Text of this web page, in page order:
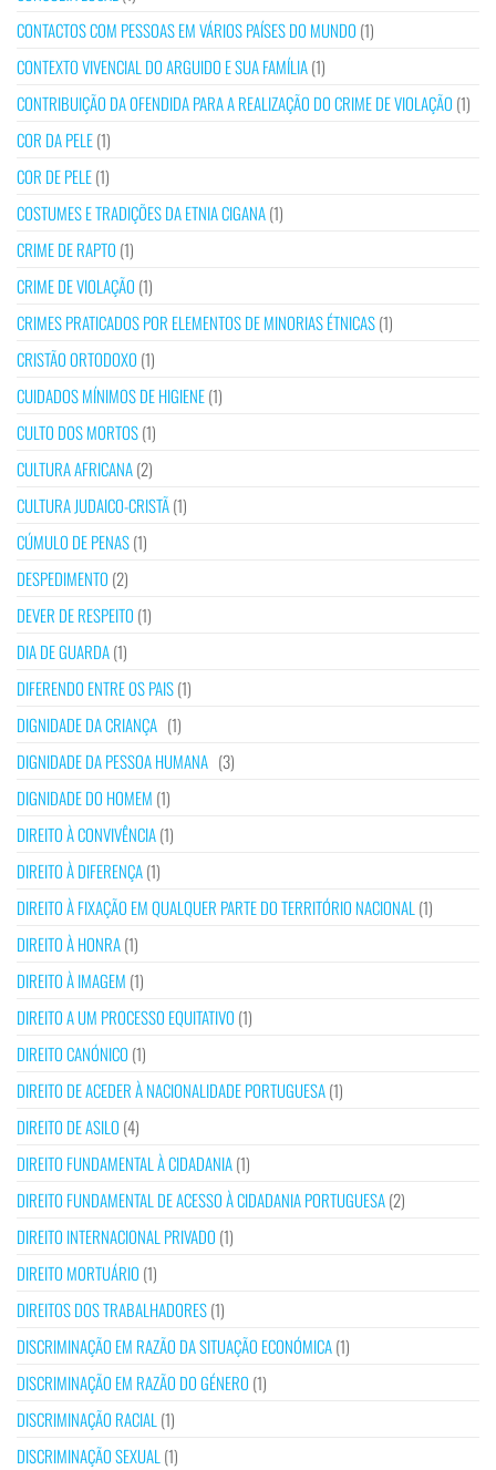
CONTACTOS COM PESSOAS EM VÁRIOS PAÍSES DO MUNDO (1)
CONTEXTO VIVENCIAL DO ARGUIDO E SUA FAMÍLIA(1)
CONTRIBUIÇÃO DA OFENDIDA PARA A REALIZAÇÃO DO CRIME DE VIOLAÇÃO (1)
COR DA PELE(1)
COR DE PELE(1)
COSTUMES E TRADIÇÕES DA ETNIA CIGANA(1)
CRIME DE RAPTO (1)
CRIME DE VIOLAÇÃO (1)
CRIMES PRATICADOS POR ELEMENTOS DE MINORIAS ÉTNICAS(1)
CRISTÃO ORTODOXO (1)
CUIDADOS MÍNIMOS DE HIGIENE(1)
CULTO DOS MORTOS(1)
CULTURA AFRICANA(2)
CULTURA JUDAICO-CRISTÃ(1)
CÚMULO DE PENAS(1)
DESPEDIMENTO (2)
DEVER DE RESPEITO (1)
DIA DE GUARDA(1)
DIFERENDO ENTRE OS PAIS(1)
DIGNIDADE DA CRIANÇA (1)
DIGNIDADE DA PESSOA HUMANA (3)
DIGNIDADE DO HOMEM (1)
DIREITO À CONVIVÊNCIA(1)
DIREITO À DIFERENÇA(1)
DIREITO À FIXAÇÃO EM QUALQUER PARTE DO TERRITÓRIO NACIONAL (1)
DIREITO À HONRA(1)
DIREITO À IMAGEM (1)
DIREITO A UM PROCESSO EQUITATIVO (1)
DIREITO CANÓNICO (1)
DIREITO DE ACEDER À NACIONALIDADE PORTUGUESA(1)
DIREITO DE ASILO (4)
DIREITO FUNDAMENTAL À CIDADANIA(1)
DIREITO FUNDAMENTAL DE ACESSO À CIDADANIA PORTUGUESA(2)
DIREITO INTERNACIONAL PRIVADO (1)
DIREITO MORTUÁRIO (1)
DIREITOS DOS TRABALHADORES(1)
DISCRIMINAÇÃO EM RAZÃO DA SITUAÇÃO ECONÓMICA(1)
DISCRIMINAÇÃO EM RAZÃO DO GÉNERO (1)
DISCRIMINAÇÃO RACIAL (1)
DISCRIMINAÇÃO SEXUAL (1)